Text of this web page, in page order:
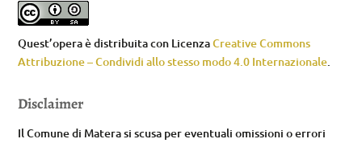
Quest’opera è distribuita con LicenzaCreative Commons
Attribuzione – Condividi allo stesso modo 4.0 Internazionale.
Disclaimer
Il Comune di Matera si scusa per eventuali omissioni o errori